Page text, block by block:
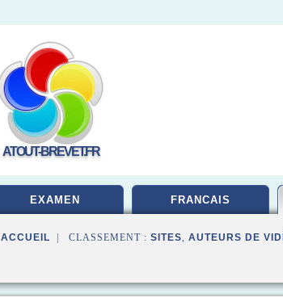
ATOUT-BREVET.FR
EXAMEN FRANCAIS
ACCUEIL | CLASSEMENT : SITES, AUTEURS DE